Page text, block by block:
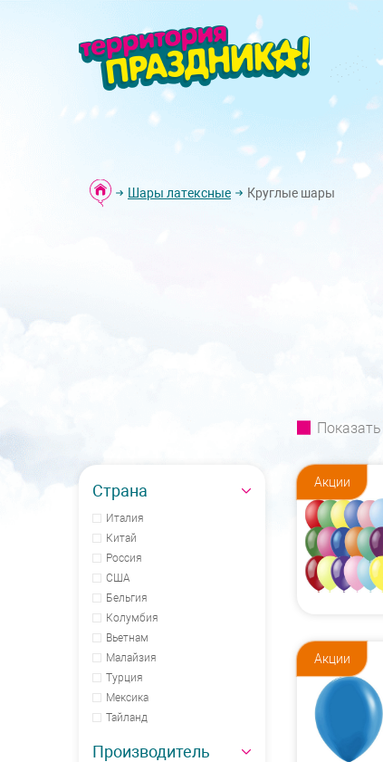
Шары латексные Круглые шары
Страна
Италия
Китай
Россия
США
Бельгия
Колумбия
Вьетнам
Малайзия
Турция
Мексика
Тайланд
Производитель
Акции
Акции